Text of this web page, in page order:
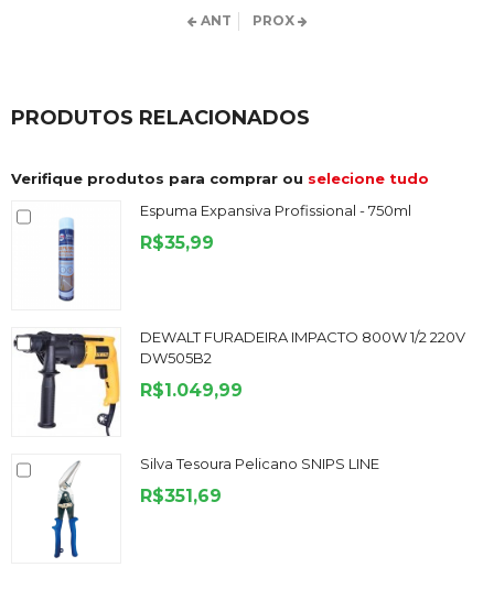
ANT PROX
PRODUTOS RELACIONADOS
Verifique produtos para comprar ou selecione tudo
Espuma Expansiva Profissional - 750ml
R$35,99
DEWALT FURADEIRA IMPACTO 800W 1/2 220V
DW505B2
R$1.049,99
Silva Tesoura Pelicano SNIPS LINE
R$351,69